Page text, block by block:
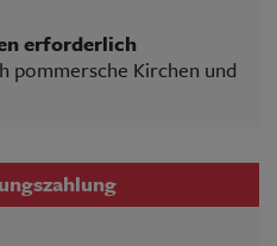
erforderlich
pommersche Kirchen und